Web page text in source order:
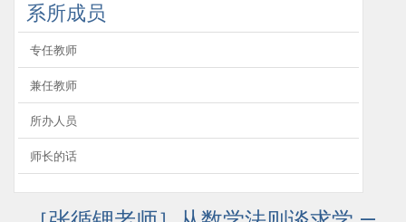
系所成员
专任教师
兼任教师
所办人员
师长的话